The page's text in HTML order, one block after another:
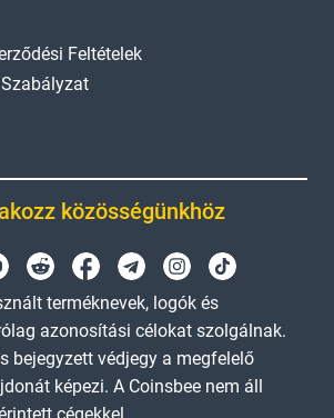
Feltételek
közösségünkhöz
terméknevek, logók és
azonosítási célokat szolgálnak.
bejegyzett védjegy a megfelelő
képezi. A Coinsbee nem áll